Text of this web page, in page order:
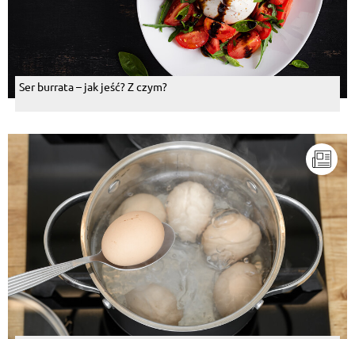
Ser burrata – jak jeść? Z czym?